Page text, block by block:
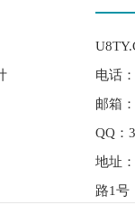
电话
邮箱
QQ：
地址
路1号